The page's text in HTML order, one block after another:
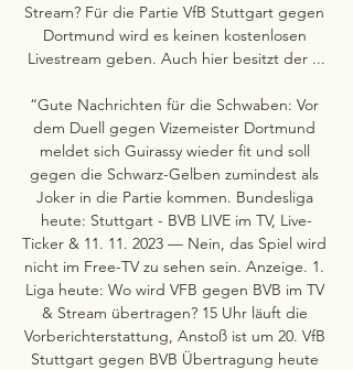
Stream? Für die Partie VfB Stuttgart gegen
Dortmund wird es keinen kostenlosen
Livestream geben. Auch hier besitzt der ...
“Gute Nachrichten für die Schwaben: Vor
dem Duell gegen Vizemeister Dortmund
meldet sich Guirassy wieder fit und soll
gegen die Schwarz-Gelben zumindest als
Joker in die Partie kommen. Bundesliga
heute: Stuttgart - BVB LIVE im TV, Live-
Ticker & 11. 11. 2023 — Nein, das Spiel wird
nicht im Free-TV zu sehen sein. Anzeige. 1.
Liga heute: Wo wird VFB gegen BVB im TV
& Stream übertragen? 15 Uhr läuft die
Vorberichterstattung, Anstoß ist um 20. VfB
Stuttgart gegen BVB Übertragung heute